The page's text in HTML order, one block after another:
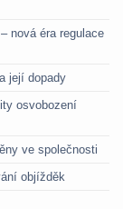
nová éra regulace
její dopady
osvobození
ve společnosti
objížděk